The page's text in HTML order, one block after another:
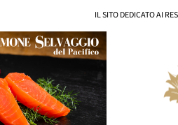
IL SITO DEDICATO AI